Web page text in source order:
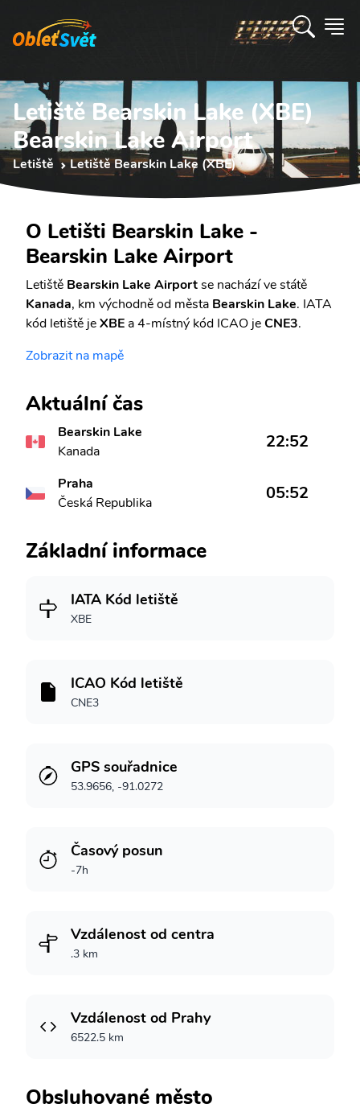
Letiště Bearskin Lake (XBE)
Bearskin Lake Airport
Letiště Letiště Bearskin Lake (XBE)
O Letišti Bearskin Lake -
Bearskin Lake Airport
Letiště Bearskin Lake Airportse nachází ve státě
Kanada, km východně od města Bearskin Lake. IATA
kód letiště jeXBE a 4-místný kód ICAO jeCNE3.
Zobrazit na mapě
Aktuální čas
Bearskin Lake
Kanada
22:52
Praha
Česká Republika
05:52
Základní informace
IATA Kód letiště
XBE
ICAO Kód letiště
CNE3
GPS souřadnice
53.9656, -91.0272
Časový posun
-7h
Vzdálenost od centra
.3 km
Vzdálenost od Prahy
6522.5 km
Obsluhované město